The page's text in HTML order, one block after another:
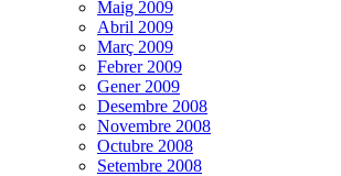
Maig 2009
Abril 2009
Març 2009
Febrer 2009
Gener 2009
Desembre 2008
Novembre 2008
Octubre 2008
Setembre 2008